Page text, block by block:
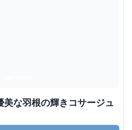
美な羽根の輝きコサージュ